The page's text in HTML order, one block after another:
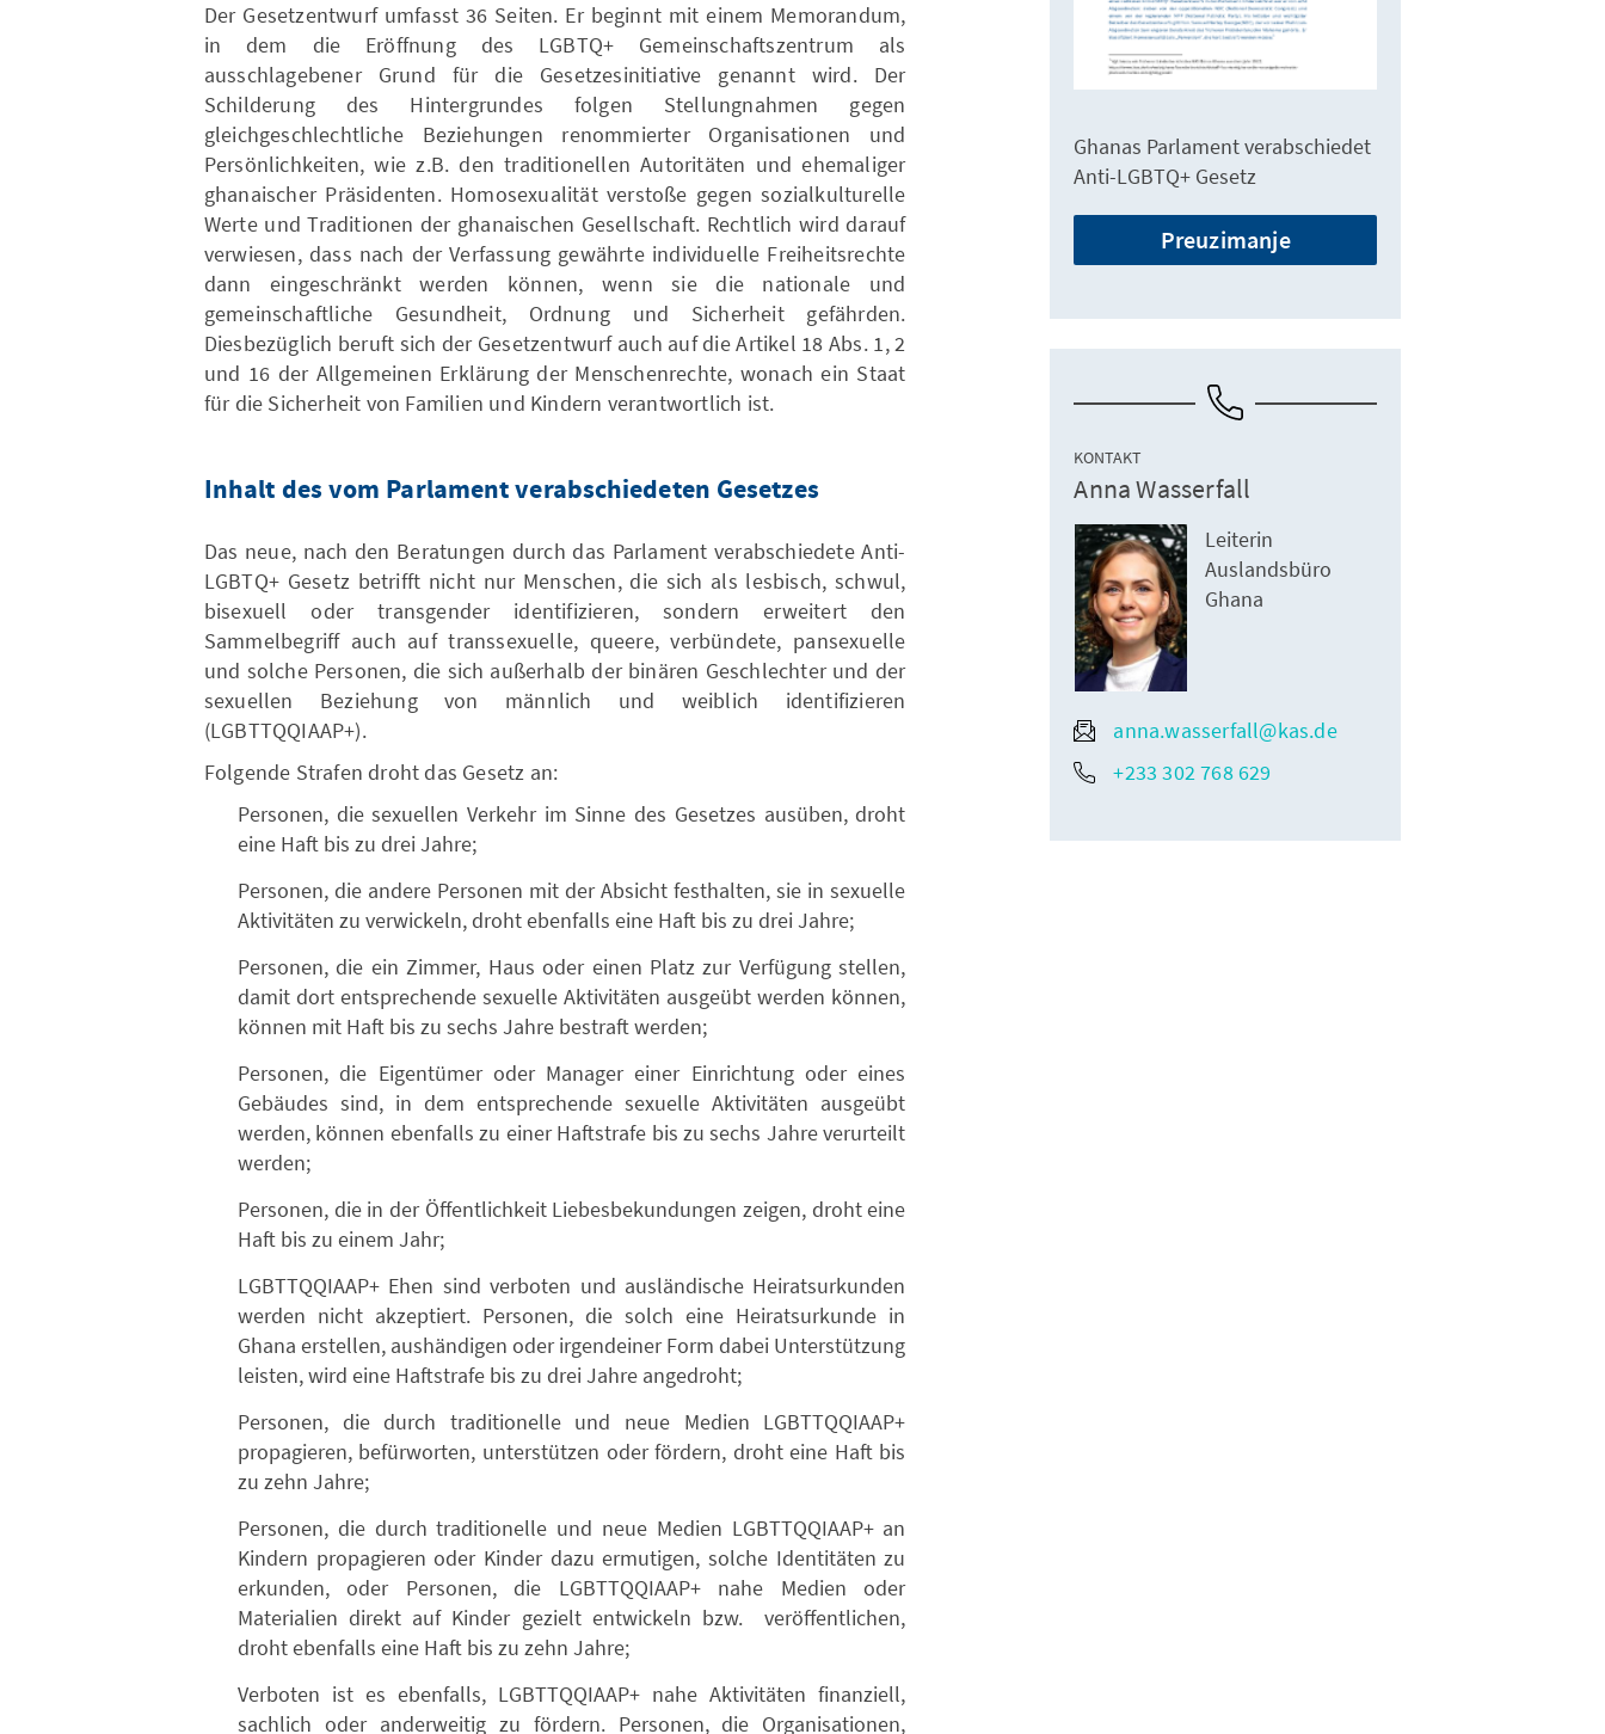
Der Gesetzentwurf umfasst 36 Seiten. Er beginnt mit einem Memorandum,
in dem die Eröffnung des LGBTQ+ Gemeinschaftszentrum als
ausschlagebener Grund für die Gesetzesinitiative genannt wird. Der
Schilderung des Hintergrundes folgen Stellungnahmen gegen
gleichgeschlechtliche Beziehungen renommierter Organisationen und
Persönlichkeiten, wie z.B. den traditionellen Autoritäten und ehemaliger
ghanaischer Präsidenten. Homosexualität verstoße gegen sozialkulturelle
Werte und Traditionen der ghanaischen Gesellschaft. Rechtlich wird darauf
verwiesen, dass nach der Verfassung gewährte individuelle Freiheitsrechte
dann eingeschränkt werden können, wenn sie die nationale und
gemeinschaftliche Gesundheit, Ordnung und Sicherheit gefährden.
Diesbezüglich beruft sich der Gesetzentwurf auch auf die Artikel 18 Abs. 1, 2
und 16 der Allgemeinen Erklärung der Menschenrechte, wonach ein Staat
für die Sicherheit von Familien und Kindern verantwortlich ist.
Inhalt des vom Parlament verabschiedeten Gesetzes
Das neue, nach den Beratungen durch das Parlament verabschiedete Anti-
LGBTQ+ Gesetz betrifft nicht nur Menschen, die sich als lesbisch, schwul,
bisexuell oder transgender identifizieren, sondern erweitert den
Sammelbegriff auch auf transsexuelle, queere, verbündete, pansexuelle
und solche Personen, die sich außerhalb der binären Geschlechter und der
sexuellen Beziehung von männlich und weiblich identifizieren
(LGBTTQQIAAP+).
Folgende Strafen droht das Gesetz an:
Personen, die sexuellen Verkehr im Sinne des Gesetzes ausüben, droht
eine Haft bis zu drei Jahre;
Personen, die andere Personen mit der Absicht festhalten, sie in sexuelle
Aktivitäten zu verwickeln, droht ebenfalls eine Haft bis zu drei Jahre;
Personen, die ein Zimmer, Haus oder einen Platz zur Verfügung stellen,
damit dort entsprechende sexuelle Aktivitäten ausgeübt werden können,
können mit Haft bis zu sechs Jahre bestraft werden;
Personen, die Eigentümer oder Manager einer Einrichtung oder eines
Gebäudes sind, in dem entsprechende sexuelle Aktivitäten ausgeübt
werden, können ebenfalls zu einer Haftstrafe bis zu sechs Jahre verurteilt
werden;
Personen, die in der Öffentlichkeit Liebesbekundungen zeigen, droht eine
Haft bis zu einem Jahr;
LGBTTQQIAAP+ Ehen sind verboten und ausländische Heiratsurkunden
werden nicht akzeptiert. Personen, die solch eine Heiratsurkunde in
Ghana erstellen, aushändigen oder irgendeiner Form dabei Unterstützung
leisten, wird eine Haftstrafe bis zu drei Jahre angedroht;
Personen, die durch traditionelle und neue Medien LGBTTQQIAAP+
propagieren, befürworten, unterstützen oder fördern, droht eine Haft bis
zu zehn Jahre;
Personen, die durch traditionelle und neue Medien LGBTTQQIAAP+ an
Kindern propagieren oder Kinder dazu ermutigen, solche Identitäten zu
erkunden, oder Personen, die LGBTTQQIAAP+ nahe Medien oder
Materialien direkt auf Kinder gezielt entwickeln bzw. veröffentlichen,
droht ebenfalls eine Haft bis zu zehn Jahre;
Verboten ist es ebenfalls, LGBTTQQIAAP+ nahe Aktivitäten finanziell,
sachlich oder anderweitig zu fördern. Personen, die Organisationen,
Ghanas Parlament verabschiedet
Anti-LGBTQ+ Gesetz
Preuzimanje
KONTAKT
Anna Wasserfall
Leiterin
Auslandsbüro
Ghana
anna.wasserfall@kas.de
+233 302 768 629